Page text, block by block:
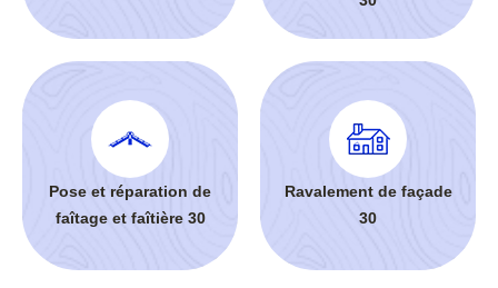
Pose et réparation de
faîtage et faîtière 30
Ravalement de façade
30